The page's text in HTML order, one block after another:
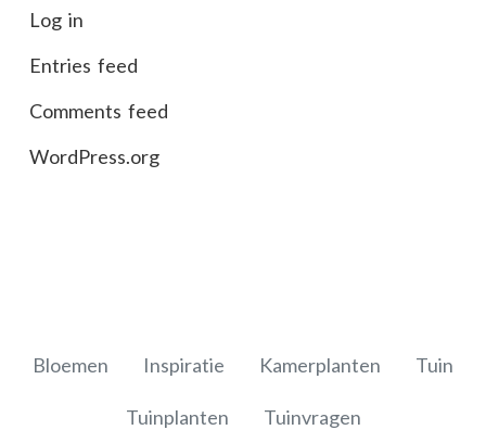
Log in
Entries feed
Comments feed
WordPress.org
Bloemen Inspiratie Kamerplanten Tuin
Tuinplanten Tuinvragen